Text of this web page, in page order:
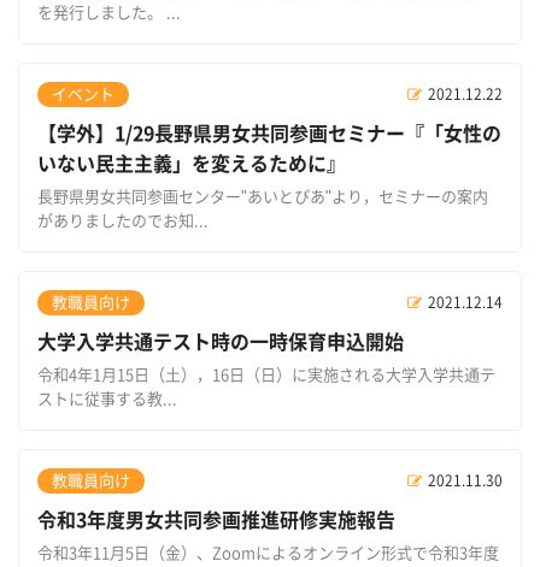
を発行しました。 ...
イベント 2021.12.22
【学外】1/29長野県男女共同参画セミナー『「女性の
いない民主主義」を変えるために』
長野県男女共同参画センター"あいとぴあ"より，セミナーの案内
がありましたのでお知...
教職員向け 2021.12.14
大学入学共通テスト時の一時保育申込開始
令和4年1月15日（土），16日（日）に実施される大学入学共通テ
ストに従事する教...
教職員向け 2021.11.30
令和3年度男女共同参画推進研修実施報告
令和3年11月5日（金）、Zoomによるオンライン形式で令和3年度